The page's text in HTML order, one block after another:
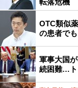
転落危機
OTC類似
の患者で
軍事大国
続困難…ト